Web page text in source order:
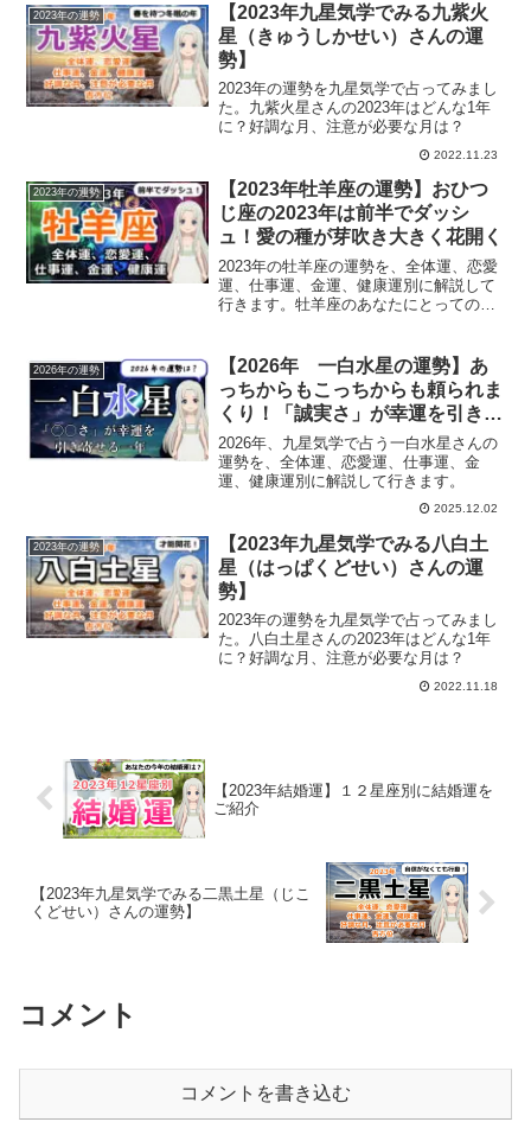
2023年の運勢
【2023年九星気学でみる九紫火
星（きゅうしかせい）さんの運
勢】
2023年の運勢を九星気学で占ってみまし
た。九紫火星さんの2023年はどんな1年
に？好調な月、注意が必要な月は？
2022.11.23
2023年の運勢
【2023年牡羊座の運勢】おひつ
じ座の2023年は前半でダッシ
ュ！愛の種が芽吹き大きく花開く
2023年の牡羊座の運勢を、全体運、恋愛
運、仕事運、金運、健康運別に解説して
行きます。牡羊座のあなたにとっての
2026年の運勢
【2026年 一白水星の運勢】あ
っちからもこっちからも頼られま
くり！「誠実さ」が幸運を引き寄
せる一年
2026年、九星気学で占う一白水星さんの
運勢を、全体運、恋愛運、仕事運、金
運、健康運別に解説して行きます。
2025.12.02
2023年の運勢
【2023年九星気学でみる八白土
星（はっぱくどせい）さんの運
勢】
2023年の運勢を九星気学で占ってみまし
た。八白土星さんの2023年はどんな1年
に？好調な月、注意が必要な月は？
2022.11.18
【2023年結婚運】１２星座別に結婚運を
ご紹介
【2023年九星気学でみる二黒土星（じこ
くどせい）さんの運勢】
コメント
コメントを書き込む